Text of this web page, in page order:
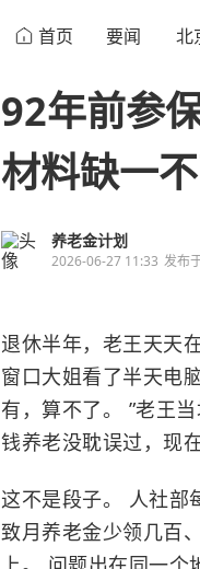
首页 要闻 北
92年前参
材料缺一
养老金计划
2026-06-27 11:33 发布
退休半年，老王天天
窗口大姐看了半天电
有，算不了。 ”老王
钱养老没耽误过，现在
这不是段子。 人社部
致月养老金少领几百